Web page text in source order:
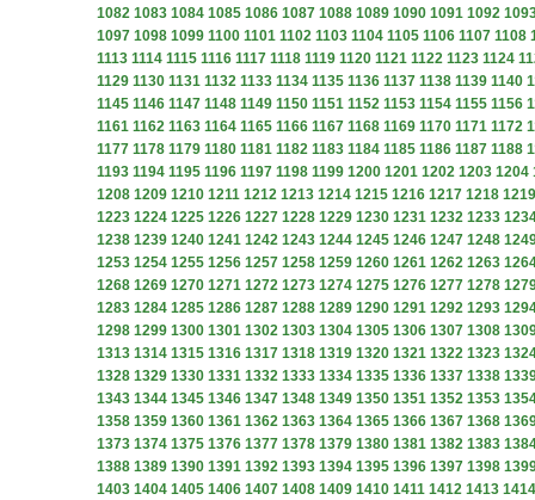
1082 1083 1084 1085 1086 1087 1088 1089 1090 1091 1092
1097 1098 1099 1100 1101 1102 1103 1104 1105 1106 1107 1108
1113 1114 1115 1116 1117 1118 1119 1120 1121 1122 1123 1124
1129 1130 1131 1132 1133 1134 1135 1136 1137 1138 1139 1140
1145 1146 1147 1148 1149 1150 1151 1152 1153 1154 1155 1156
1161 1162 1163 1164 1165 1166 1167 1168 1169 1170 1171 1172
1177 1178 1179 1180 1181 1182 1183 1184 1185 1186 1187 1188
1193 1194 1195 1196 1197 1198 1199 1200 1201 1202 1203 1204
1208 1209 1210 1211 1212 1213 1214 1215 1216 1217 1218 1219
1223 1224 1225 1226 1227 1228 1229 1230 1231 1232 1233
1238 1239 1240 1241 1242 1243 1244 1245 1246 1247 1248
1253 1254 1255 1256 1257 1258 1259 1260 1261 1262 1263
1268 1269 1270 1271 1272 1273 1274 1275 1276 1277 1278
1283 1284 1285 1286 1287 1288 1289 1290 1291 1292 1293
1298 1299 1300 1301 1302 1303 1304 1305 1306 1307 1308
1313 1314 1315 1316 1317 1318 1319 1320 1321 1322 1323
1328 1329 1330 1331 1332 1333 1334 1335 1336 1337 1338
1343 1344 1345 1346 1347 1348 1349 1350 1351 1352 1353
1358 1359 1360 1361 1362 1363 1364 1365 1366 1367 1368
1373 1374 1375 1376 1377 1378 1379 1380 1381 1382 1383
1388 1389 1390 1391 1392 1393 1394 1395 1396 1397 1398
1403 1404 1405 1406 1407 1408 1409 1410 1411 1412 1413 1414